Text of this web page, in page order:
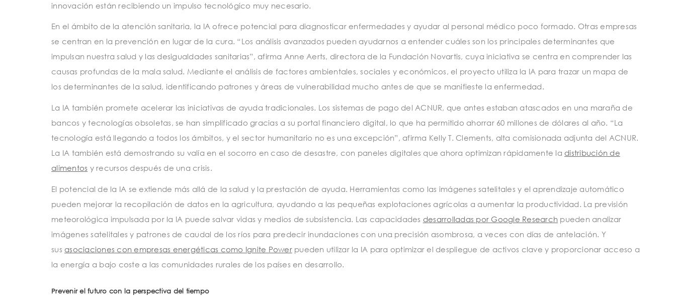
innovación están recibiendo un impulso tecnológico muy necesario.
En el ámbito de la atención sanitaria, la IA ofrece potencial para diagnosticar enfermedades y ayudar al personal médico poco formado. Otras empresas
se centran en la prevención en lugar de la cura. “Los análisis avanzados pueden ayudarnos a entender cuáles son los principales determinantes que
impulsan nuestra salud y las desigualdades sanitarias”, afirma Anne Aerts, directora de la Fundación Novartis, cuya iniciativa se centra en comprender las
causas profundas de la mala salud. Mediante el análisis de factores ambientales, sociales y económicos, el proyecto utiliza la IA para trazar un mapa de
los determinantes de la salud, identificando patrones y áreas de vulnerabilidad mucho antes de que se manifieste la enfermedad.
La IA también promete acelerar las iniciativas de ayuda tradicionales. Los sistemas de pago del ACNUR, que antes estaban atascados en una maraña de
bancos y tecnologías obsoletas, se han simplificado gracias a su portal financiero digital, lo que ha permitido ahorrar 60 millones de dólares al año. “La
tecnología está llegando a todos los ámbitos, y el sector humanitario no es una excepción”, afirma Kelly T. Clements, alta comisionada adjunta del ACNUR.
La IA también está demostrando su valía en el socorro en caso de desastre, con paneles digitales que ahora optimizan rápidamente la distribución de
alimentos y recursos después de una crisis.
El potencial de la IA se extiende más allá de la salud y la prestación de ayuda. Herramientas como las imágenes satelitales y el aprendizaje automático
pueden mejorar la recopilación de datos en la agricultura, ayudando a las pequeñas explotaciones agrícolas a aumentar la productividad. La previsión
meteorológica impulsada por la IA puede salvar vidas y medios de subsistencia. Las capacidades desarrolladas por Google Research pueden analizar
imágenes satelitales y patrones de caudal de los ríos para predecir inundaciones con una precisión asombrosa, a veces con días de antelación. Y
sus asociaciones con empresas energéticas como Ignite Powerpueden utilizar la IA para optimizar el despliegue de activos clave y proporcionar acceso a
la energía a bajo coste a las comunidades rurales de los países en desarrollo.
Prevenir el futuro con la perspectiva del tiempo